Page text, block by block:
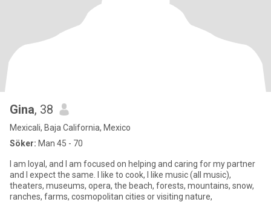
Gina, 38
Mexicali, Baja California, Mexico
Söker: Man 45 - 70
I am loyal, and I am focused on helping and caring for my partner
and I expect the same. I like to cook, I like music (all music),
theaters, museums, opera, the beach, forests, mountains, snow,
ranches, farms, cosmopolitan cities or visiting nature,